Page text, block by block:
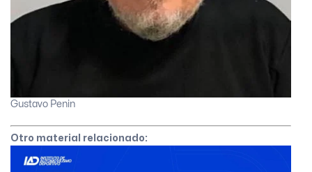
Gustavo Penin
Otro material relacionado: